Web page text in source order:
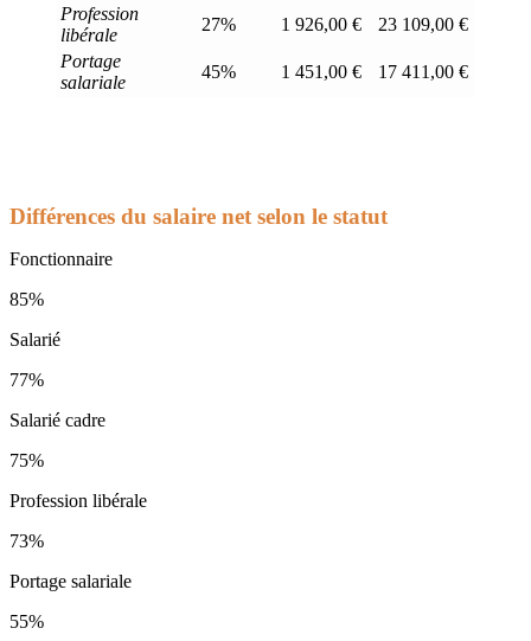
Profession
libérale
27% 1 926,00 €
23 109,00 €
Portage
salariale
45% 1 451,00 € 17 411,00 €
Différences du salaire net selon le statut
Fonctionnaire
85%
Salarié
77%
Salarié cadre
75%
Profession libérale
73%
Portage salariale
55%